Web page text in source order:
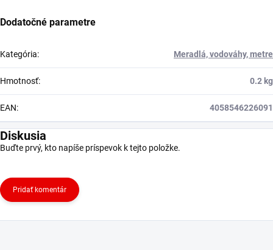
Dodatočné parametre
Kategória: Meradlá, vodováhy, metre
Hmotnosť: 0.2 kg
EAN: 4058546226091
Diskusia
Buďte prvý, kto napíše príspevok k tejto položke.
Pridať komentár